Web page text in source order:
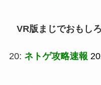
VR版まじでおもし
20: ネトゲ攻略速報